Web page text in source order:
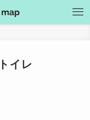
イレ